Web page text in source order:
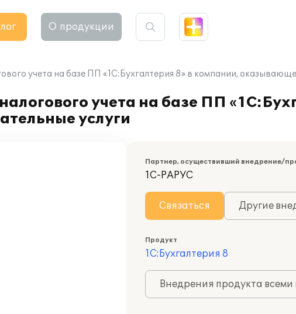
О продукции
учета на базе ПП «1С:Бухгалтерия 8» в компании,
учета на базе ПП
услуги
Партнер, осуществивший внедрение/
1С-РАРУС
Связаться Другие
Продукт
1С:Бухгалтерия 8
Внедрения продукта